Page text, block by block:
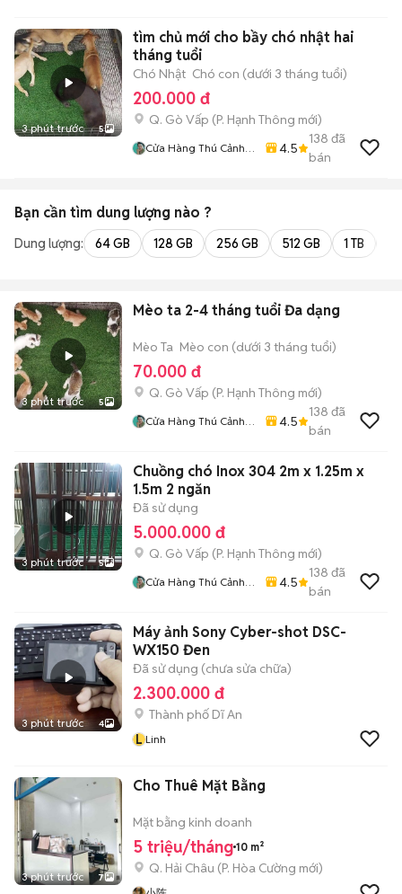
3 phút trước 5
tìm chủ mới cho bầy chó nhật hai
tháng tuổi
Chó Nhật Chó con (dưới 3 tháng tuổi)
200.000 đ
Q. Gò Vấp (P. Hạnh Thông mới)
Cửa Hàng Thú Cảnh
4.5
138 đã
bán
Bạn cần tìm dung lượng nào ?
Dung lượng: 64 GB 128 GB 256 GB 512 GB 1 TB
3 phút trước 5
Mèo ta 2-4 tháng tuổi Đa dạng
Mèo Ta Mèo con (dưới 3 tháng tuổi)
70.000 đ
Q. Gò Vấp (P. Hạnh Thông mới)
Cửa Hàng Thú Cảnh
4.5
138 đã
bán
3 phút trước 5
Chuồng chó Inox 304 2m x 1.25m x
1.5m 2 ngăn
Đã sử dụng
5.000.000 đ
Q. Gò Vấp (P. Hạnh Thông mới)
Cửa Hàng Thú Cảnh
4.5
138 đã
bán
3 phút trước 4
Máy ảnh Sony Cyber-shot DSC-
WX150 Đen
Đã sử dụng (chưa sửa chữa)
2.300.000 đ
Thành phố Dĩ An
L Linh
3 phút trước 7
Cho Thuê Mặt Bằng
Mặt bằng kinh doanh
5 triệu/tháng 10 m²
Q. Hải Châu (P. Hòa Cường mới)